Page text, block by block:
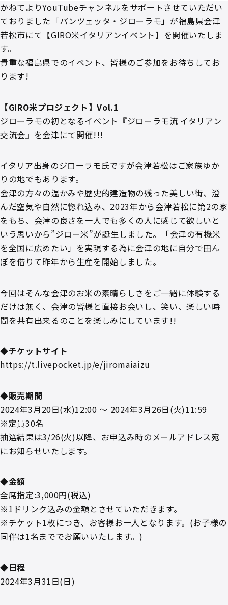
かねてよりYouTubeチャンネルをサポートさせていただい
ておりました「パンツェッタ・ジローラモ」が福島県会津
若松市にて【GIRO米イタリアンイベント】を開催いたしま
す。
貴重な福島県でのイベント、皆様のご参加をお待ちしてお
ります!
【GIRO米プロジェクト】Vol.1
ジローラモの初となるイベント『ジローラモ流 イタリアン
交流会』を会津にて開催!!!
イタリア出身のジローラモ氏ですが会津若松はご家族ゆか
りの地でもあります。
会津の方々の温かみや歴史的建造物の残った美しい街、澄
んだ空気や自然に惚れ込み、2023年から会津若松に第2の家
をもち、会津の良さを一人でも多くの人に感じて欲しいと
いう思いから”ジロー米”が誕生しました。「会津の有機米
を全国に広めたい」を実現する為に会津の地に自分で田ん
ぼを借りて昨年から生産を開始しました。
今回はそんな会津のお米の素晴らしさをご一緒に体験する
だけは無く、会津の皆様と直接お会いし、笑い、楽しい時
間を共有出来るのことを楽しみにしています!!
◆チケットサイト
https://t.livepocket.jp/e/jiromaiaizu
◆販売期間
2024年3月20日(水)12:00 ～ 2024年3月26日(火)11:59
※定員30名
抽選結果は3/26(火)以降、お申込み時のメールアドレス宛
にお知らせいたします。
◆金額
全席指定:3,000円(税込)
※1ドリンク込みの金額とさせていただきます。
※チケット1枚につき、お客様お一人となります。(お子様の
同伴は1名まででお願いいたします。)
◆日程
2024年3月31日(日)